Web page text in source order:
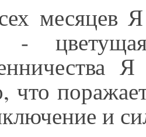
месяцев
-
что
и